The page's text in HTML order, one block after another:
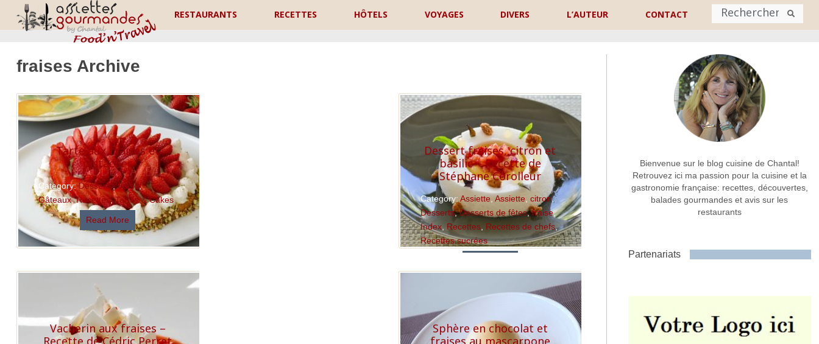
RESTAURANTS RECETTES HÔTELS VOYAGES DIVERS L’AUTEUR CONTACT
Nom
Commentaire ou message *
fraises Archive
Tarte aux fraises et
pistaches
Category:Desserts,fraise,
Gâteaux,Recettes,Tartes & Cakes
Read More
Dessert fraises, citron et
basilic – Recette de
Stéphane Corolleur
Category:Assiette,Assiette ,citron,
Desserts,Desserts de fêtes,fraise,
Index Recettes Recettes de chefs,
Recettes sucrées
Vacherin aux fraises –
Recette de Cédric Perret
Sphère en chocolat et
fraises au mascarpone
Bienvenue sur le blog cuisine de Chantal!
Retrouvez ici ma passion pour la cuisine et la
gastronomie française: recettes, découvertes,
balades gourmandes et avis sur les
restaurants
Partenariats